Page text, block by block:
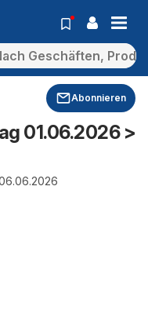
Abonnieren
01.06.2026 >